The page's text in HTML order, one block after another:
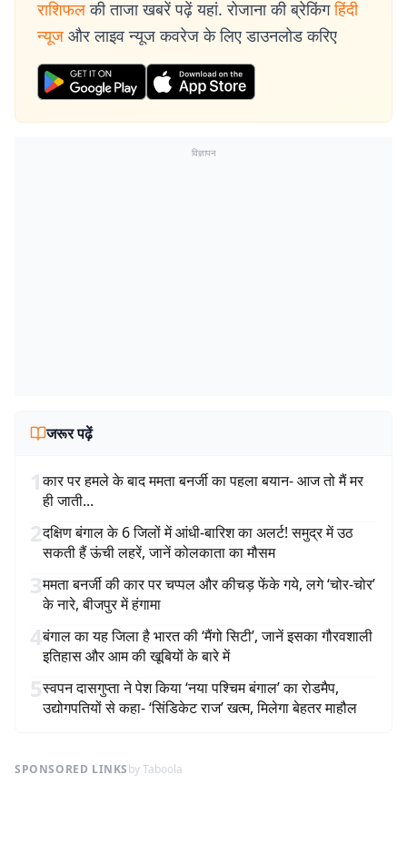
राशिफल की ताजा खबरें पढ़ें यहां. रोजाना की ब्रेकिंग हिंदी
न्यूज और लाइव न्यूज कवरेज के लिए डाउनलोड करिए
विज्ञापन
जरूर पढ़ें
1कार पर हमले के बाद ममता बनर्जी का पहला बयान- आज तो मैं मर
ही जाती...
2दक्षिण बंगाल के 6 जिलों में आंधी-बारिश का अलर्ट! समुद्र में उठ
सकती हैं ऊंची लहरें, जानें कोलकाता का मौसम
3ममता बनर्जी की कार पर चप्पल और कीचड़ फेंके गये, लगे ‘चोर-चोर’
के नारे, बीजपुर में हंगामा
4बंगाल का यह जिला है भारत की ‘मैंगो सिटी’, जानें इसका गौरवशाली
इतिहास और आम की खूबियों के बारे में
5स्वपन दासगुप्ता ने पेश किया ‘नया पश्चिम बंगाल’ का रोडमैप,
उद्योगपतियों से कहा- ‘सिंडिकेट राज’ खत्म, मिलेगा बेहतर माहौल
SPONSORED LINKSby Taboola